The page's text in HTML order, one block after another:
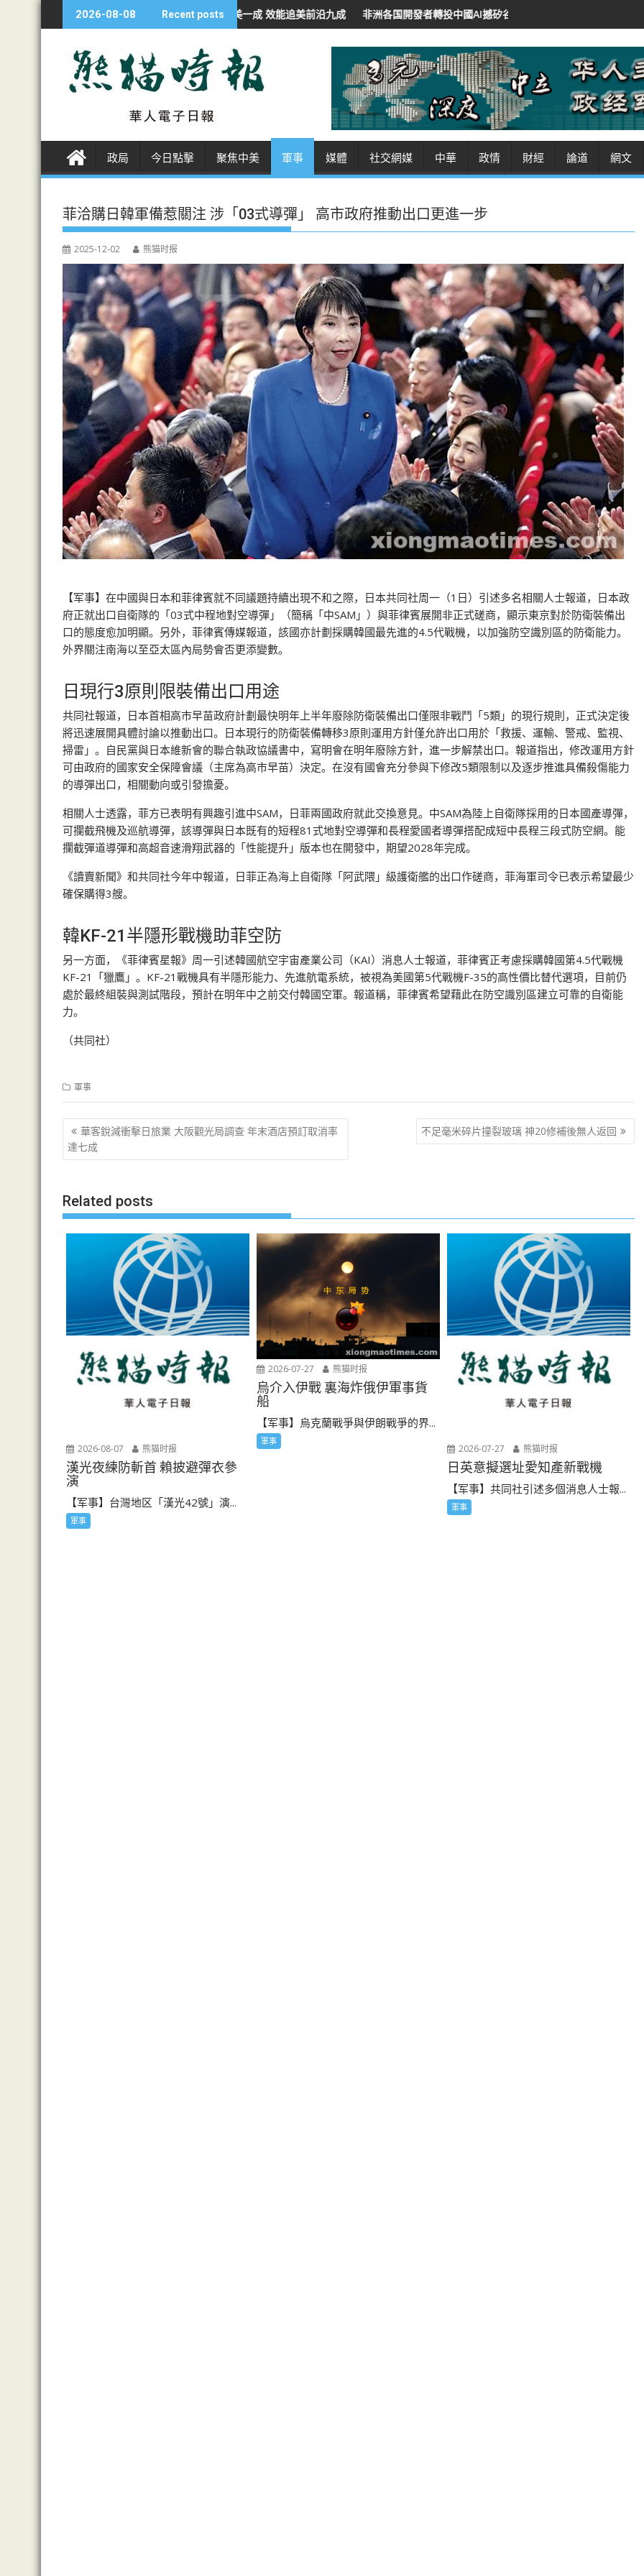
k
e
2026-08-08 Recent posts
經濟學人：華AI投資不足美一成 效能追美前沿九成 非洲各国開發者轉投中國AI撼矽谷地位 低價開源招徠 紐時：華領導人將AI作軟實力
政局 今日點擊 聚焦中美 軍事 媒體 社交網媒 中華 政情 財經 論道 網文
菲洽購日韓軍備惹關注 涉「03式導彈」 高市政府推動出口更進一步
2025-12-02 熊猫时报
【军事】在中國與日本和菲律賓就不同議題持續出現不和之際，日本共同社周一（1日）引述多名相關人士報道，日本政
府正就出口自衛隊的「03式中程地對空導彈」（簡稱「中SAM」）與菲律賓展開非正式磋商，顯示東京對於防衛裝備出
口的態度愈加明顯。另外，菲律賓傳媒報道，該國亦計劃採購韓國最先進的4.5代戰機，以加強防空識別區的防衛能力。
外界關注南海以至亞太區內局勢會否更添變數。
日現行3原則限裝備出口用途
共同社報道，日本首相高市早苗政府計劃最快明年上半年廢除防衛裝備出口僅限非戰鬥「5類」的現行規則，正式決定後
將迅速展開具體討論以推動出口。日本現行的防衛裝備轉移3原則運用方針僅允許出口用於「救援、運輸、警戒、監視、
掃雷」。自民黨與日本維新會的聯合執政協議書中，寫明會在明年廢除方針，進一步解禁出口。報道指出，修改運用方針
可由政府的國家安全保障會議（主席為高市早苗）決定。在沒有國會充分參與下修改5類限制以及逐步推進具備殺傷能力
的導彈出口，相關動向或引發擔憂。
相關人士透露，菲方已表明有興趣引進中SAM，日菲兩國政府就此交換意見。中SAM為陸上自衛隊採用的日本國產導彈，
可攔截飛機及巡航導彈，該導彈與日本既有的短程81式地對空導彈和長程愛國者導彈搭配成短中長程三段式防空網。能
攔截彈道導彈和高超音速滑翔武器的「性能提升」版本也在開發中，期望2028年完成。
《讀賣新聞》和共同社今年中報道，日菲正為海上自衛隊「阿武隈」級護衛艦的出口作磋商，菲海軍司令已表示希望最少
確保購得3艘。
韓KF-21半隱形戰機助菲空防
另一方面，《菲律賓星報》周一引述韓國航空宇宙產業公司（KAI）消息人士報道，菲律賓正考慮採購韓國第4.5代戰機
KF-21「獵鷹」。KF-21戰機具有半隱形能力、先進航電系統，被視為美國第5代戰機F-35的高性價比替代選項，目前仍
處於最終組裝與測試階段，預計在明年中之前交付韓國空軍。報道稱，菲律賓希望藉此在防空識別區建立可靠的自衛能
力。
（共同社）
軍事
文
章
華客銳減衝擊日旅業 大阪觀光局調查 年末酒店預訂取消率
達七成
不足毫米碎片撞裂玻璃 神20修補後無人返回
Related posts
2026-08-07 熊猫时报
漢光夜練防斬首 賴披避彈衣參
演
【军事】台灣地区「漢光42號」演...
軍事
2026-07-27 熊猫时报
烏介入伊戰 裏海炸俄伊軍事貨
船
【军事】烏克蘭戰爭與伊朗戰爭的界...
軍事
2026-07-27 熊猫时报
日英意擬選址愛知產新戰機
【军事】共同社引述多個消息人士報...
軍事